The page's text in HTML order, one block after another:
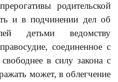
родительской
и в подчинении дел об
детьми ведомству
соединенное с
в силу закона с
может, в облегчение